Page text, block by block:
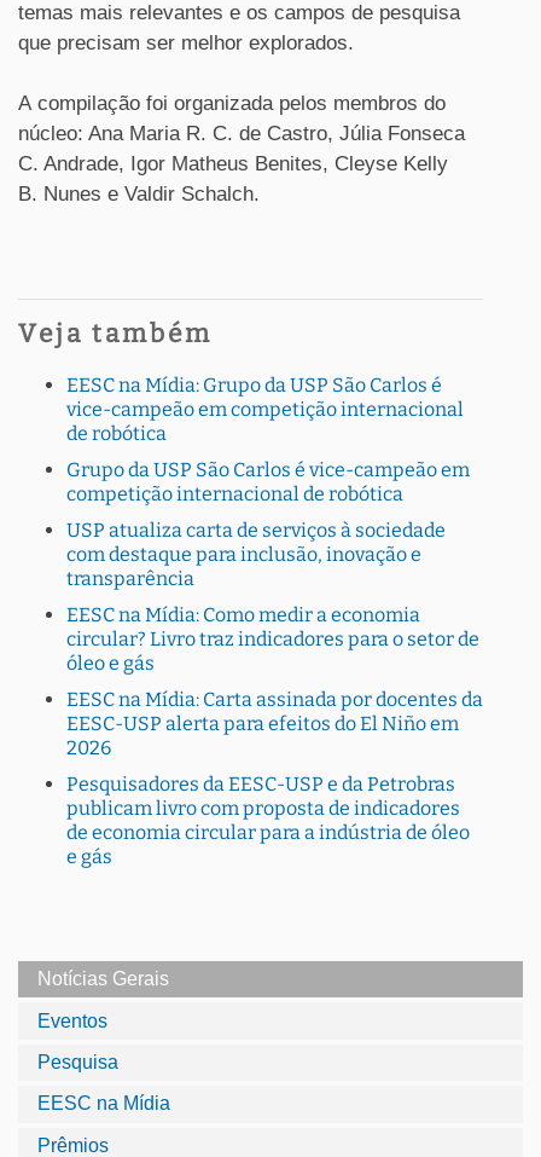
temas mais relevantes e os campos de pesquisa
que precisam ser melhor explorados.
A compilação foi organizada pelos membros do
núcleo: Ana Maria R. C. de Castro, Júlia Fonseca
C. Andrade, Igor Matheus Benites, Cleyse Kelly
B. Nunes e Valdir Schalch.
Veja também
EESC na Mídia: Grupo da USP São Carlos é
vice-campeão em competição internacional
de robótica
Grupo da USP São Carlos é vice-campeão em
competição internacional de robótica
USP atualiza carta de serviços à sociedade
com destaque para inclusão, inovação e
transparência
EESC na Mídia: Como medir a economia
circular? Livro traz indicadores para o setor de
óleo e gás
EESC na Mídia: Carta assinada por docentes da
EESC-USP alerta para efeitos do El Niño em
2026
Pesquisadores da EESC-USP e da Petrobras
publicam livro com proposta de indicadores
de economia circular para a indústria de óleo
e gás
Notícias Gerais
Eventos
Pesquisa
EESC na Mídia
Prêmios